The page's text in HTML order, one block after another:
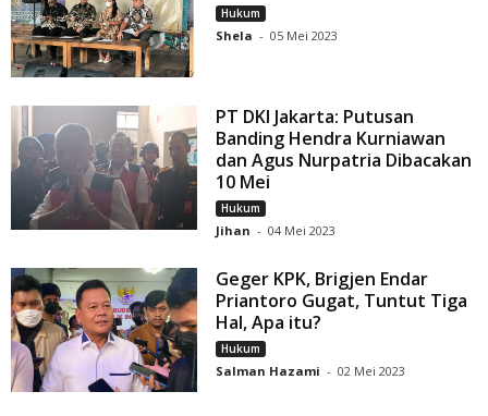
Hukum
Shela - 05 Mei 2023
PT DKI Jakarta: Putusan
Banding Hendra Kurniawan
dan Agus Nurpatria Dibacakan
10 Mei
Hukum
Jihan - 04 Mei 2023
Geger KPK, Brigjen Endar
Priantoro Gugat, Tuntut Tiga
Hal, Apa itu?
Hukum
Salman Hazami - 02 Mei 2023